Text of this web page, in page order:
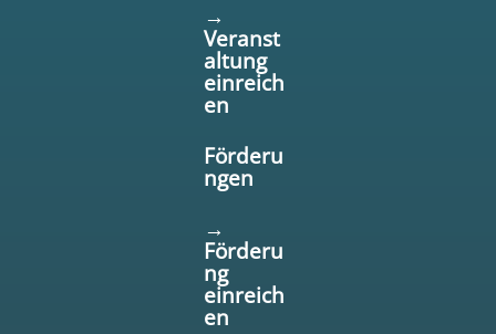
→
Veranst
altung
einreich
en
Förderu
ngen
→
Förderu
ng
einreich
en